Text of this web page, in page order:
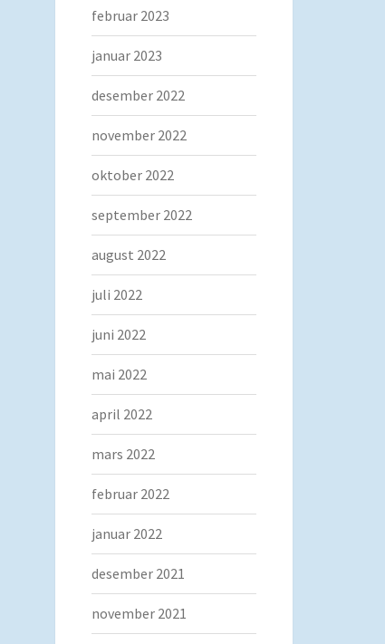
februar 2023
januar 2023
desember 2022
november 2022
oktober 2022
september 2022
august 2022
juli 2022
juni 2022
mai 2022
april 2022
mars 2022
februar 2022
januar 2022
desember 2021
november 2021